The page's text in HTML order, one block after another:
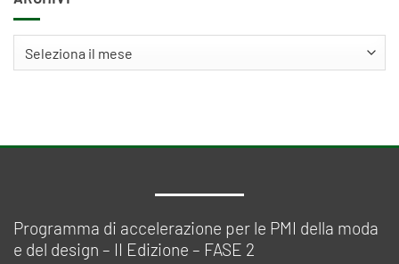
Programma di accelerazione per le PMI della moda
e del design – II Edizione – FASE 2